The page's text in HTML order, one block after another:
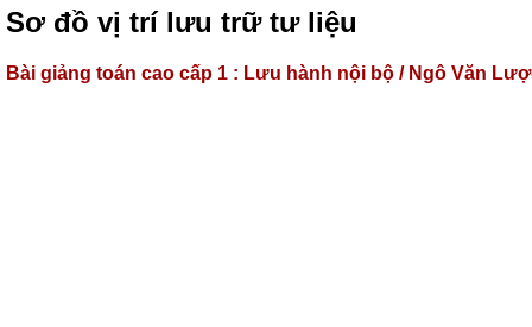
Sơ đồ vị trí lưu trữ tư liệu
Bài giảng toán cao cấp 1 : Lưu hành nội bộ / Ngô Văn